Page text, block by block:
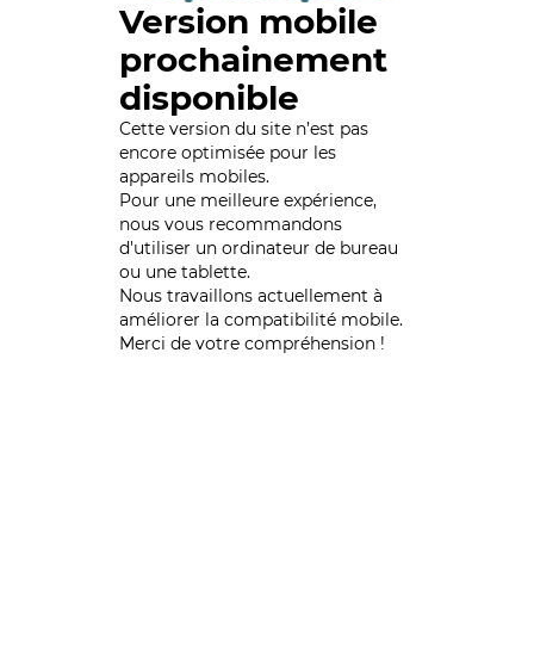
Version mobile
prochainement
disponible
Cette version du site n’est pas
encore optimisée pour les
appareils mobiles.
Pour une meilleure expérience,
nous vous recommandons
d'utiliser un ordinateur de bureau
ou une tablette.
Nous travaillons actuellement à
améliorer la compatibilité mobile.
Merci de votre compréhension !